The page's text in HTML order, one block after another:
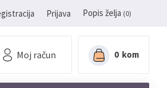
Prijava Popis želja (0)
Moj račun 0 kom